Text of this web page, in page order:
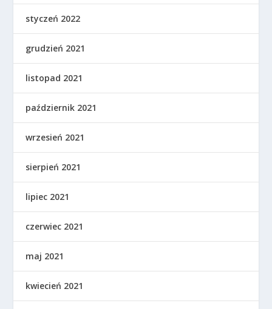
styczeń 2022
grudzień 2021
listopad 2021
październik 2021
wrzesień 2021
sierpień 2021
lipiec 2021
czerwiec 2021
maj 2021
kwiecień 2021